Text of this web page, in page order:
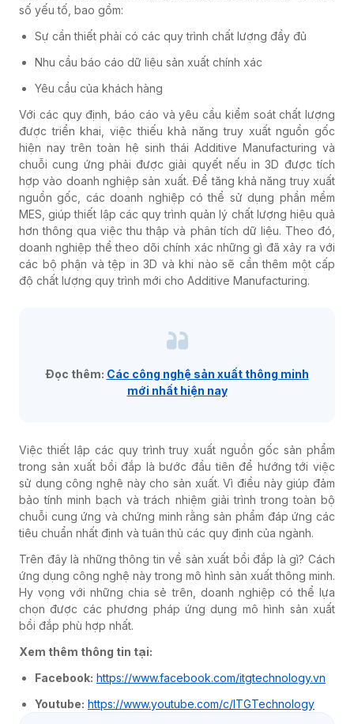
số yếu tố, bao gồm:
Sự cần thiết phải có các quy trình chất lượng đầy đủ
Nhu cầu báo cáo dữ liệu sản xuất chính xác
Yêu cầu của khách hàng
Với các quy định, báo cáo và yêu cầu kiểm soát chất lượng
được triển khai, việc thiếu khả năng truy xuất nguồn gốc
hiện nay trên toàn hệ sinh thái Additive Manufacturing và
chuỗi cung ứng phải được giải quyết nếu in 3D được tích
hợp vào doanh nghiệp sản xuất. Để tăng khả năng truy xuất
nguồn gốc, các doanh nghiệp có thể sử dụng phần mềm
MES, giúp thiết lập các quy trình quản lý chất lượng hiệu quả
hơn thông qua việc thu thập và phân tích dữ liệu. Theo đó,
doanh nghiệp thể theo dõi chính xác những gì đã xảy ra với
các bộ phận và tệp in 3D và khi nào sẽ cần thêm một cấp
độ chất lượng quy trình mới cho Additive Manufacturing.
Đọc thêm: Các công nghệ sản xuất thông minh
mới nhất hiện nay
Việc thiết lập các quy trình truy xuất nguồn gốc sản phẩm
trong sản xuất bồi đắp là bước đầu tiên để hướng tới việc
sử dụng công nghệ này cho sản xuất. Vì điều này giúp đảm
bảo tính minh bạch và trách nhiệm giải trình trong toàn bộ
chuỗi cung ứng và chứng minh rằng sản phẩm đáp ứng các
tiêu chuẩn nhất định và tuân thủ các quy định của ngành.
Trên đây là những thông tin về sản xuất bồi đắp là gì? Cách
ứng dụng công nghệ này trong mô hình sản xuất thông minh.
Hy vọng với những chia sẻ trên, doanh nghiệp có thể lựa
chọn được các phương pháp ứng dụng mô hình sản xuất
bồi đắp phù hợp nhất.
Xem thêm thông tin tại:
Facebook: https://www.facebook.com/itgtechnology.vn
Youtube: https://www.youtube.com/c/ITGTechnology